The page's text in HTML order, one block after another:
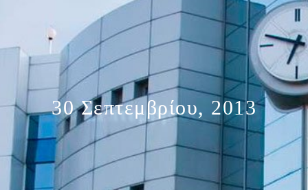
30 Σεπτεμβρίου, 2013